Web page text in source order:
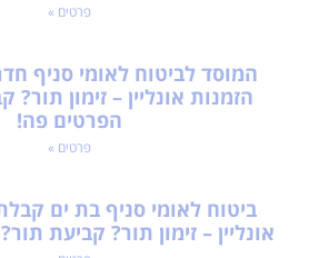
פרטים »
המוסד לביטוח לאומי סניף
הזמנות אונליין – זימון
הפרטים פה!
פרטים »
ביטוח לאומי סניף בת ים
אונליין – זימון תור? קביעת